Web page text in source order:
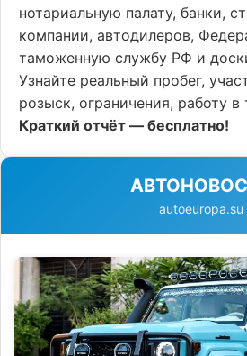
нотариальную палату, банки,
компании, автодилеров,
таможенную службу РФ и
Узнайте реальный пробег,
розыск, ограничения, работу
Краткий отчёт — бесплатно!
autoeuropa.su